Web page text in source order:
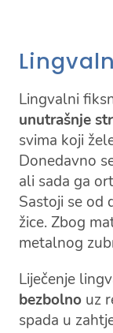
Lingvalni
unutrašnje
svima koji
Donedavno
ali sada ga
Sastoji se od
žice. Zbog
metalnog
Liječenje
bezbolnouz
spada u